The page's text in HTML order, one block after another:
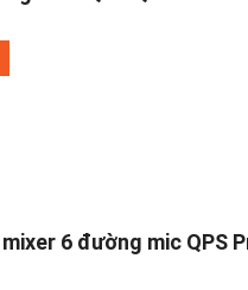
6 đường mic QPS